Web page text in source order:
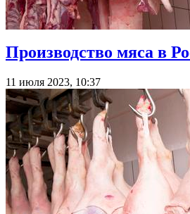
Производство мяса в
11 июля 2023, 10:37